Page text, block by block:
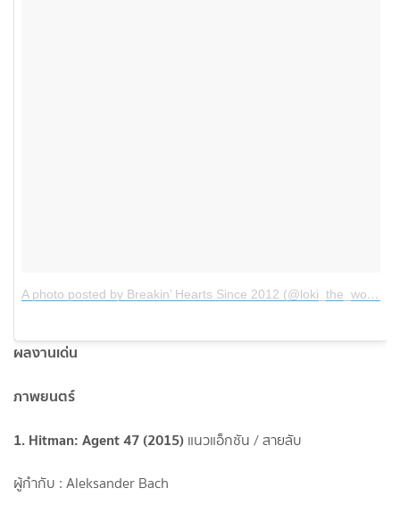
A photo posted by Breakin’ Hearts Since 2012 (@loki_the_wolfdog)
ผลงานเด่น
ภาพยนตร์
1. Hitman: Agent 47 (2015) แนวแอ็กชัน / สายลับ
ผู้กำกับ : Aleksander Bach